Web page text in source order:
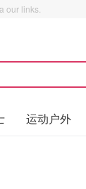
our links.
运动户外